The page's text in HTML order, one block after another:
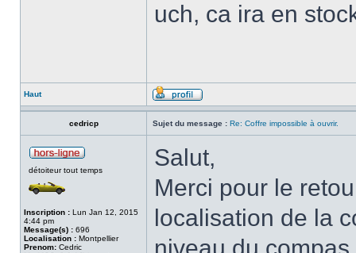
uch, ca ira en
Haut
cedricp Sujet du message : Re: Coffre impossible à ouvrir.
détoiteur tout temps
Inscription : Lun Jan 12, 2015
4:44 pm
Message(s) : 696
Localisation : Montpellier
Prenom: Cedric
Salut,
Merci pour le
localisation de la